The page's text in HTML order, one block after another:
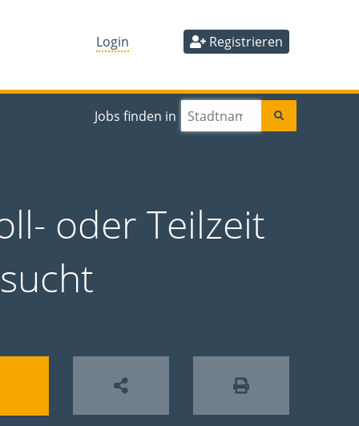
Login Registrieren
Jobs finden in
oder Teilzeit